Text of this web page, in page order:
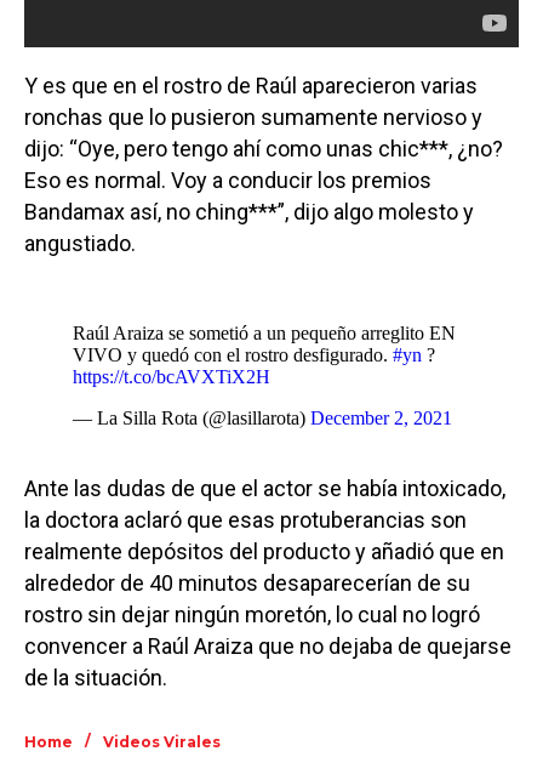
Y es que en el rostro de Raúl aparecieron varias
ronchas que lo pusieron sumamente nervioso y
dijo: “Oye, pero tengo ahí como unas chic***, ¿no?
Eso es normal. Voy a conducir los premios
Bandamax así, no ching***”, dijo algo molesto y
angustiado.
Raúl Araiza se sometió a un pequeño arreglito EN
VIVO y quedó con el rostro desfigurado. #yn ?
https://t.co/bcAVXTiX2H
— La Silla Rota (@lasillarota) December 2, 2021
Ante las dudas de que el actor se había intoxicado,
la doctora aclaró que esas protuberancias son
realmente depósitos del producto y añadió que en
alrededor de 40 minutos desaparecerían de su
rostro sin dejar ningún moretón, lo cual no logró
convencer a Raúl Araiza que no dejaba de quejarse
de la situación.
Home / Videos Virales